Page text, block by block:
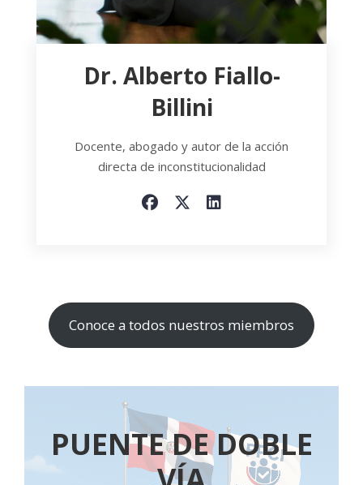
Dr. Alberto Fiallo-
Billini
Docente, abogado y autor de la acción
directa de inconstitucionalidad
Conoce a todos nuestros miembros
PUENTE DE DOBLE